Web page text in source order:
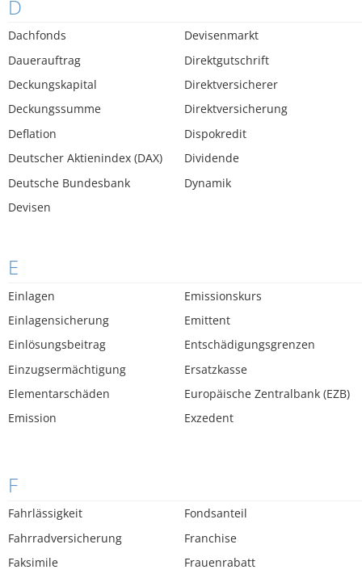
D
Dachfonds
Dauerauftrag
Deckungskapital
Deckungssumme
Deflation
Deutscher Aktienindex (DAX)
Deutsche Bundesbank
Devisen
Devisenmarkt
Direktgutschrift
Direktversicherer
Direktversicherung
Dispokredit
Dividende
Dynamik
E
Einlagen
Einlagensicherung
Einlösungsbeitrag
Einzugsermächtigung
Elementarschäden
Emission
Emissionskurs
Emittent
Entschädigungsgrenzen
Ersatzkasse
Europäische Zentralbank (EZB)
Exzedent
F
Fahrlässigkeit
Fahrradversicherung
Faksimile
Fondsanteil
Franchise
Frauenrabatt